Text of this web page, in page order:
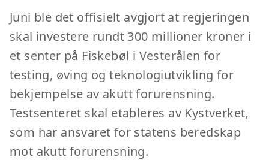
Juni ble det offisielt avgjort at regjeringen
skal investere rundt 300 millioner kroner i
et senter på Fiskebøl i Vesterålen for
testing, øving og teknologiutvikling for
bekjempelse av akutt forurensning.
Testsenteret skal etableres av Kystverket,
som har ansvaret for statens beredskap
mot akutt forurensning.